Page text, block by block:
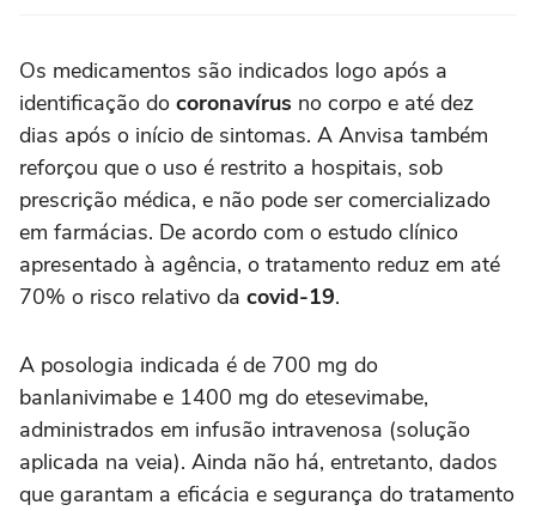
Os medicamentos são indicados logo após a
identificação do coronavírus no corpo e até dez
dias após o início de sintomas. A Anvisa também
reforçou que o uso é restrito a hospitais, sob
prescrição médica, e não pode ser comercializado
em farmácias. De acordo com o estudo clínico
apresentado à agência, o tratamento reduz em até
70% o risco relativo da covid-19.
A posologia indicada é de 700 mg do
banlanivimabe e 1400 mg do etesevimabe,
administrados em infusão intravenosa (solução
aplicada na veia). Ainda não há, entretanto, dados
que garantam a eficácia e segurança do tratamento